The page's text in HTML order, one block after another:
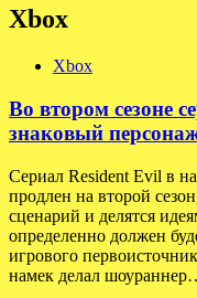
Xbox
Xbox
Во втором сезоне
знаковый
Сериал Resident Evil в
продлен на второй
сценарий и делятся
определенно должен
игрового
намек делал